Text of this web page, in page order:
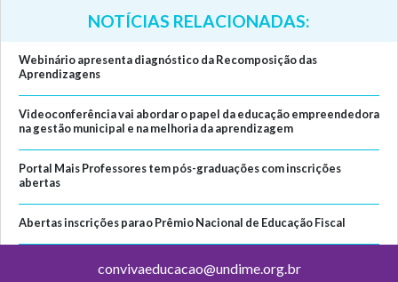
NOTÍCIAS RELACIONADAS:
Webinário apresenta diagnóstico da Recomposição das
Aprendizagens
Videoconferência vai abordar o papel da educação empreendedora
na gestão municipal e na melhoria da aprendizagem
Portal Mais Professores tem pós-graduações com inscrições
abertas
Abertas inscrições para o Prêmio Nacional de Educação Fiscal
convivaeducacao@undime.org.br